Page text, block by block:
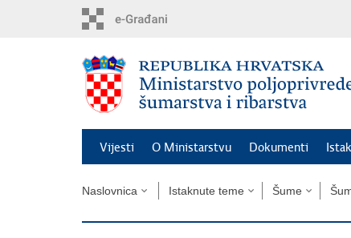
Vijesti O Ministarstvu Dokumenti
Naslovnica Istaknute teme Šume